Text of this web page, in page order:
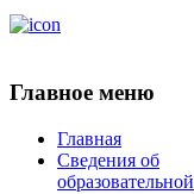
Главное меню
Главная
Сведения об
образовательной